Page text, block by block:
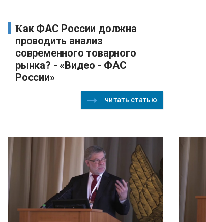
Как ФАС России должна
проводить анализ
современного товарного
рынка? - «Видео - ФАС
России»
читать статью